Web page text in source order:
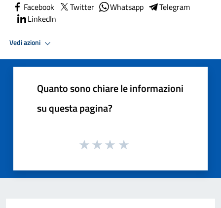
Facebook Twitter Whatsapp
Telegram
LinkedIn
Vedi azioni
Quanto sono chiare le informazioni
su questa pagina?